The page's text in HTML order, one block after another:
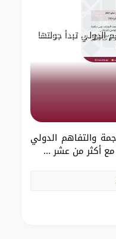
الدولي تبدأ جولتها
والتفاهم الدولي
أكثر من عشر ...